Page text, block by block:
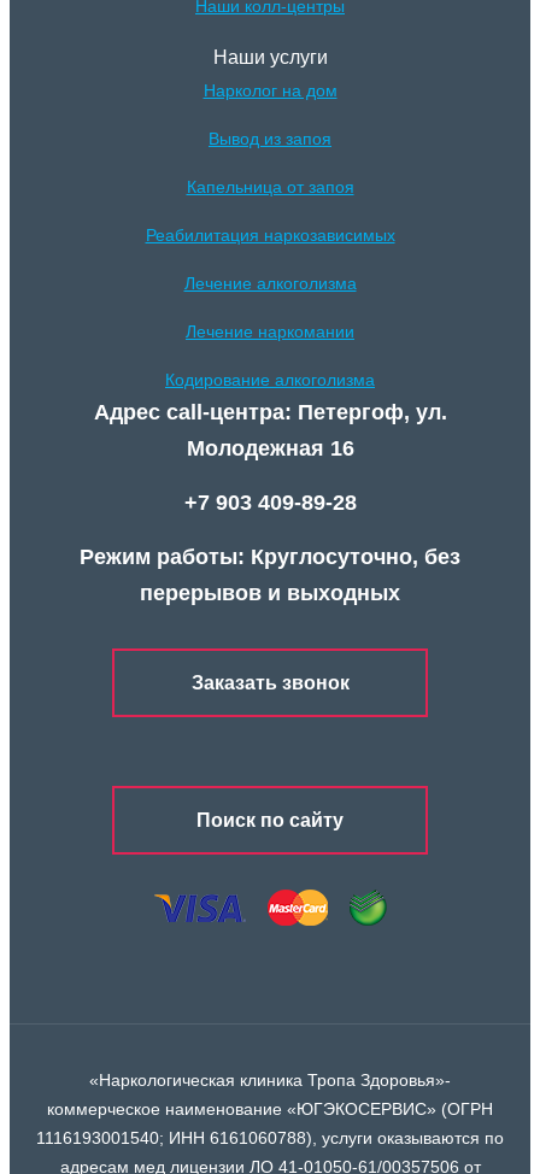
Наши колл-центры
Наши услуги
Нарколог на дом
Вывод из запоя
Капельница от запоя
Реабилитация наркозависимых
Лечение алкоголизма
Лечение наркомании
Кодирование алкоголизма
Адрес call-центра: Петергоф, ул.
Молодежная 16
+7 903 409-89-28
Режим работы: Круглосуточно, без
перерывов и выходных
Заказать звонок
Поиск по сайту
«Наркологическая клиника Тропа Здоровья»-
коммерческое наименование «ЮГЭКОСЕРВИС» (ОГРН
1116193001540; ИНН 6161060788), услуги оказываются по
адресам мед лицензии ЛО 41-01050-61/00357506 от